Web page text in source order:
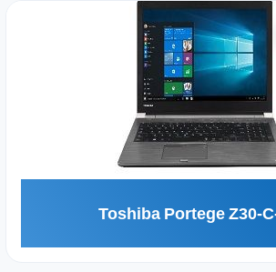
Toshiba Portege Z30-